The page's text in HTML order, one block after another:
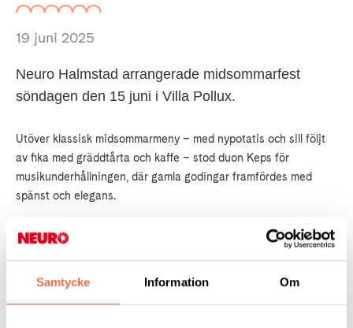
Samtycke Information Om
19 juni 2025
Neuro Halmstad arrangerade midsommarfest
söndagen den 15 juni i Villa Pollux.
Utöver klassisk midsommarmeny – med nypotatis och sill följt
av fika med gräddtårta och kaffe – stod duon Keps för
musikunderhållningen, där gamla godingar framfördes med
spänst och elegans.
Sammanfattningsvis tre trevliga timmar, där 35 personer bidrog